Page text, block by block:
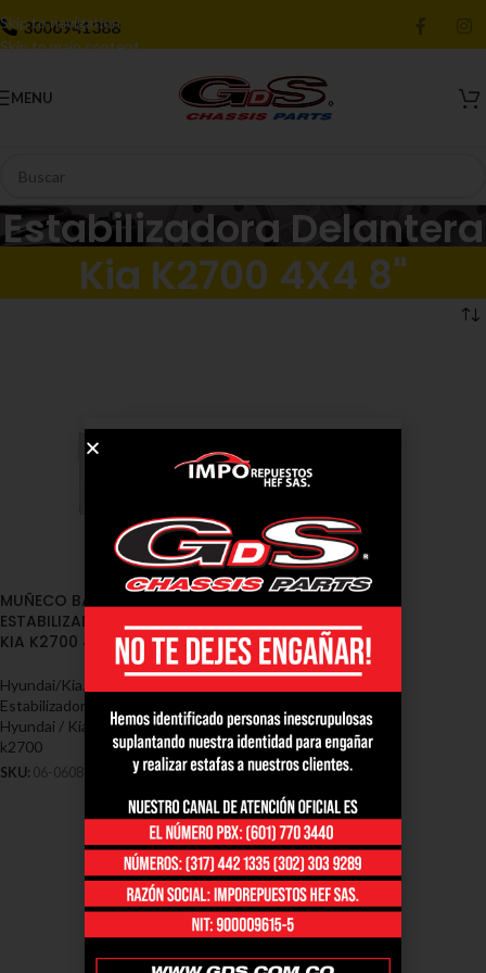
Skip to navigation
Skip to main content
3006941388
MENU
Estabilizadora Delantera
Kia K2700 4X4 8"
MUÑECO BARRA
ESTABILIZADORA DELANTERA
KIA K2700 4X4 8″ (06-0608)
Hyundai/Kia
Estabilizadoras / Soportes -
Hyundai / Kia
Muñecos hyundai
k2700
SKU: 06-0608